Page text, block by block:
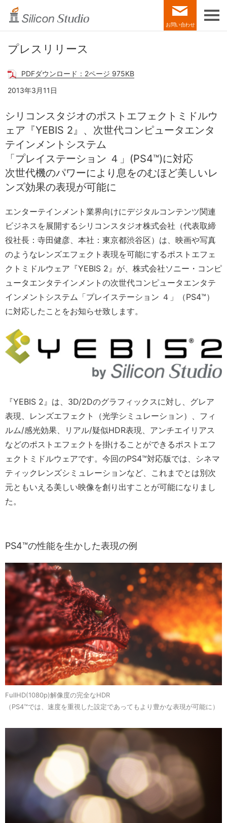
お問い合わせ
プレスリリース
PDFダウンロード：2ページ 975KB
2013年3月11日
シリコンスタジオのポストエフェクトミドルウ
ェア『YEBIS 2』、 次世代コンピュータエンタ
テインメントシステム
「プレイステーション ４」(PS4™)に対応
次世代機のパワーにより 息をのむほど美しいレ
ンズ効果の表現が可能に
エンターテインメント業界向けにデジタルコンテンツ関連
ビジネスを展開するシリコンスタジオ株式会社（代表取締
役社長：寺田健彦、本社：東京都渋谷区）は、映画や写真
のようなレンズエフェクト表現を可能にするポストエフェ
クトミドルウェア『YEBIS 2』が、株式会社ソニー・コンピ
ュータエンタテインメントの次世代コンピュータエンタテ
インメントシステム「プレイステーション ４」（PS4™）
に対応したことをお知らせ致します。
『YEBIS 2』は、3D/2Dのグラフィックスに対し、グレア
表現、レンズエフェクト（光学シミュレーション）、フィ
ルム/感光効果、リアル/疑似HDR表現、アンチエイリアス
などのポストエフェクトを掛けることができるポストエフ
ェクトミドルウェアです。今回のPS4™対応版では、シネマ
ティックレンズシミュレーションなど、これまでとは別次
元ともいえる美しい映像を創り出すことが可能になりまし
た。
PS4™の性能を生かした表現の例
FullHD(1080p)解像度の完全なHDR
（PS4™では、速度を重視した設定であってもより豊かな表現が可能に）